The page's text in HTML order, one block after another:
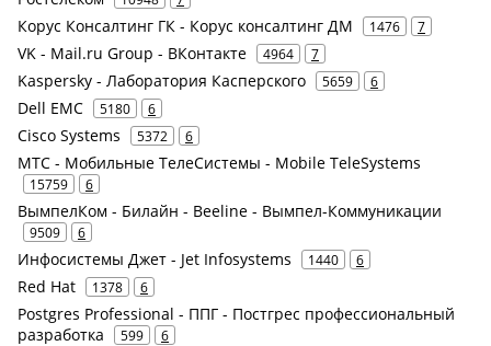
Корус Консалтинг ГК - Корус консалтинг ДМ 1476 7
VK - Mail.ru Group - ВКонтакте 4964 7
Kaspersky - Лаборатория Касперского 5659 6
Dell EMC 5180 6
Cisco Systems 5372 6
МТС - Мобильные ТелеСистемы - Mobile TeleSystems
15759 6
ВымпелКом - Билайн - Beeline - Вымпел-Коммуникации
9509 6
Инфосистемы Джет - Jet Infosystems 1440 6
Red Hat 1378 6
Postgres Professional - ППГ - Постгрес профессиональный
разработка
599 6